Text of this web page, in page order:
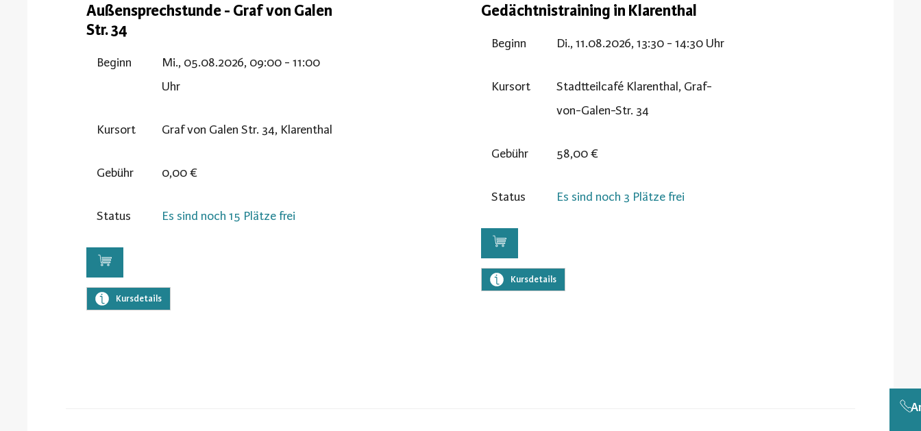
Außensprechstunde - Graf von Galen
Str. 34
Beginn
Mi., 05.08.2026, 09:00 - 11:00
Uhr
Kursort Graf von Galen Str. 34, Klarenthal
Gebühr 0,00 €
Status Es sind noch 15 Plätze frei
Kursdetails
Gedächtnistraining in Klarenthal
Beginn Di., 11.08.2026, 13:30 - 14:30 Uhr
Kursort
Stadtteilcafé Klarenthal, Graf-
von-Galen-Str. 34
Gebühr 58,00 €
Status Es sind noch 3 Plätze frei
Kursdetails